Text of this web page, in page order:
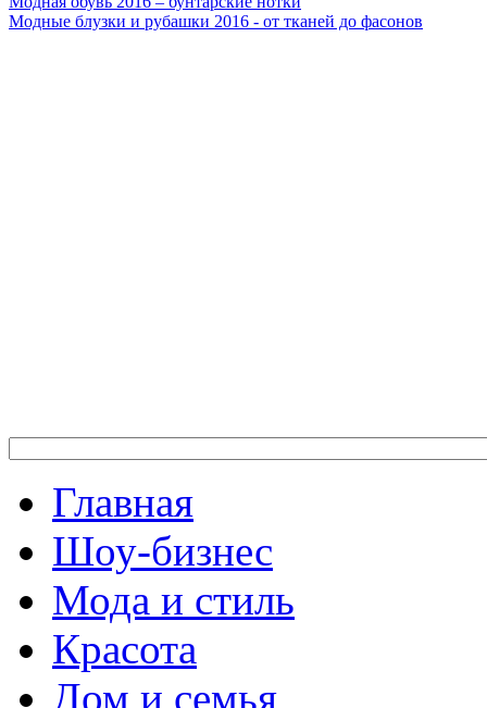
Модные блузки и рубашки 2016 - от тканей до фасонов
Главная
Шоу-бизнес
Мода и стиль
Красота
Дом и семья